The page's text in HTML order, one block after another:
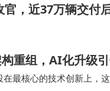
，近37万辆交付
重组，AI化升级
最核心的技术创新上，